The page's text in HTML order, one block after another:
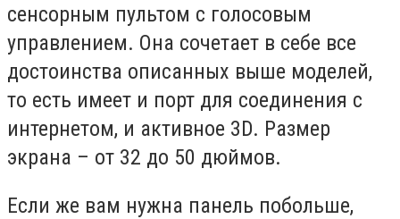
сенсорным пультом с голосовым
управлением. Она сочетает в себе все
достоинства описанных выше моделей,
то есть имеет и порт для соединения с
интернетом, и активное 3D. Размер
экрана – от 32 до 50 дюймов.
Если же вам нужна панель побольше,